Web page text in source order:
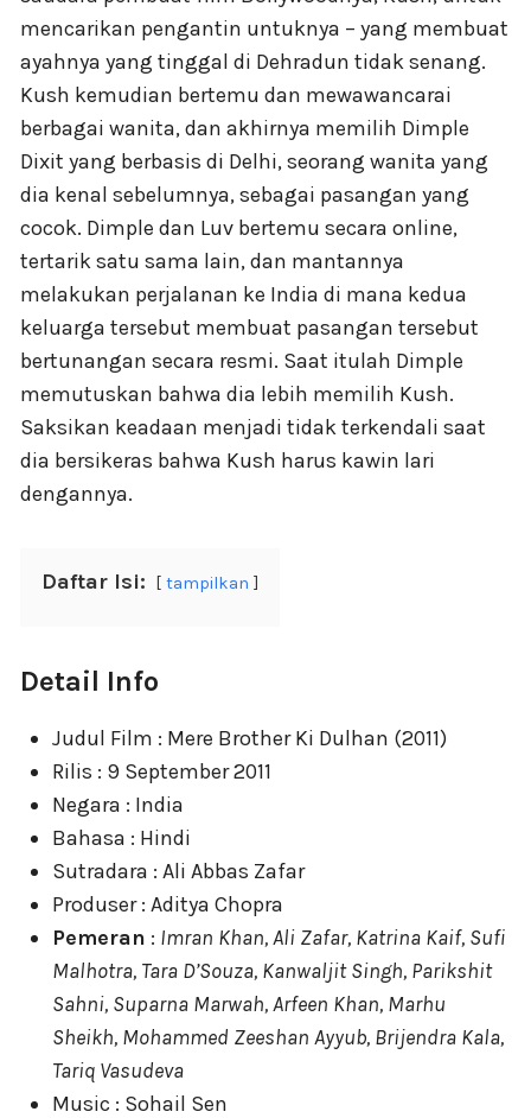
mencarikan pengantin untuknya – yang membuat
ayahnya yang tinggal di Dehradun tidak senang.
Kush kemudian bertemu dan mewawancarai
berbagai wanita, dan akhirnya memilih Dimple
Dixit yang berbasis di Delhi, seorang wanita yang
dia kenal sebelumnya, sebagai pasangan yang
cocok. Dimple dan Luv bertemu secara online,
tertarik satu sama lain, dan mantannya
melakukan perjalanan ke India di mana kedua
keluarga tersebut membuat pasangan tersebut
bertunangan secara resmi. Saat itulah Dimple
memutuskan bahwa dia lebih memilih Kush.
Saksikan keadaan menjadi tidak terkendali saat
dia bersikeras bahwa Kush harus kawin lari
dengannya.
Daftar Isi: tampilkan
Detail Info
Judul Film : Mere Brother Ki Dulhan (2011)
Rilis : 9 September 2011
Negara : India
Bahasa : Hindi
Sutradara : Ali Abbas Zafar
Produser : Aditya Chopra
Pemeran : Imran Khan, Ali Zafar, Katrina Kaif, Sufi
Malhotra, Tara D’Souza, Kanwaljit Singh, Parikshit
Sahni, Suparna Marwah, Arfeen Khan, Marhu
Sheikh, Mohammed Zeeshan Ayyub, Brijendra Kala,
Tariq Vasudeva
Music : Sohail Sen